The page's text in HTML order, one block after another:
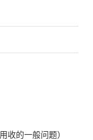
收的一般问题）